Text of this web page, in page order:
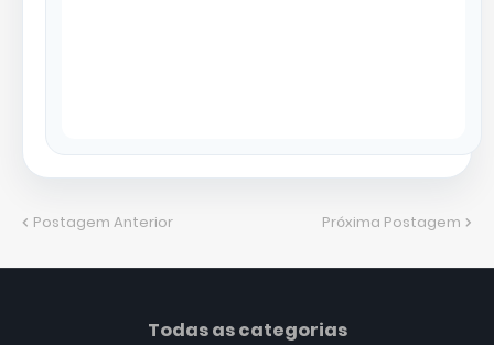
Postagem Anterior Próxima Postagem
Todas as categorias